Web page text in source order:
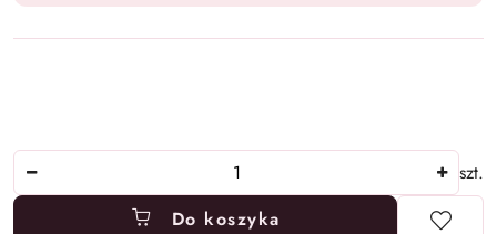
szt.
Do koszyka